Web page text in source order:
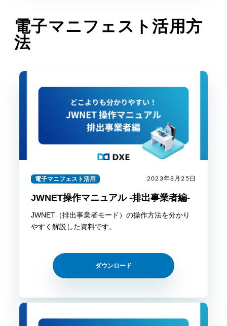
電子マニフェスト活用方
法
電子マニフェスト活用 2023年8月25日
JWNET操作マニュアル -排出事業者編-
JWNET（排出事業者モード）の操作方法を分かり
やすく解説した資料です。
ダウンロード